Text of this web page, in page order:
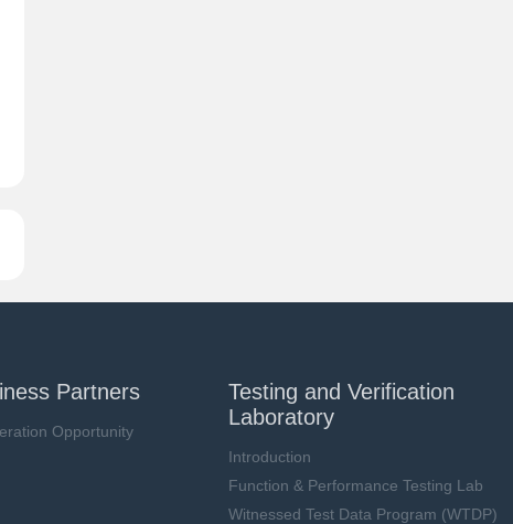
Partners
Opportunity
Testing and Verification
Laboratory
Introduction
Function & Performance Testing Lab
Witnessed Test Data Program (WTDP)